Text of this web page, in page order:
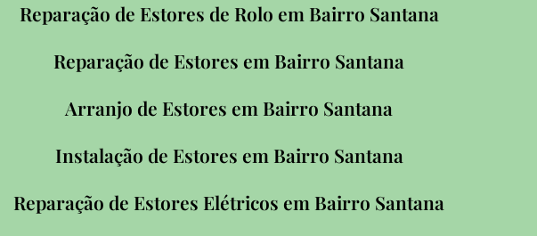
Reparação de Estores de Rolo em Bairro Santana
Reparação de Estores em Bairro Santana
Arranjo de Estores em Bairro Santana
Instalação de Estores em Bairro Santana
Reparação de Estores Elétricos em Bairro Santana